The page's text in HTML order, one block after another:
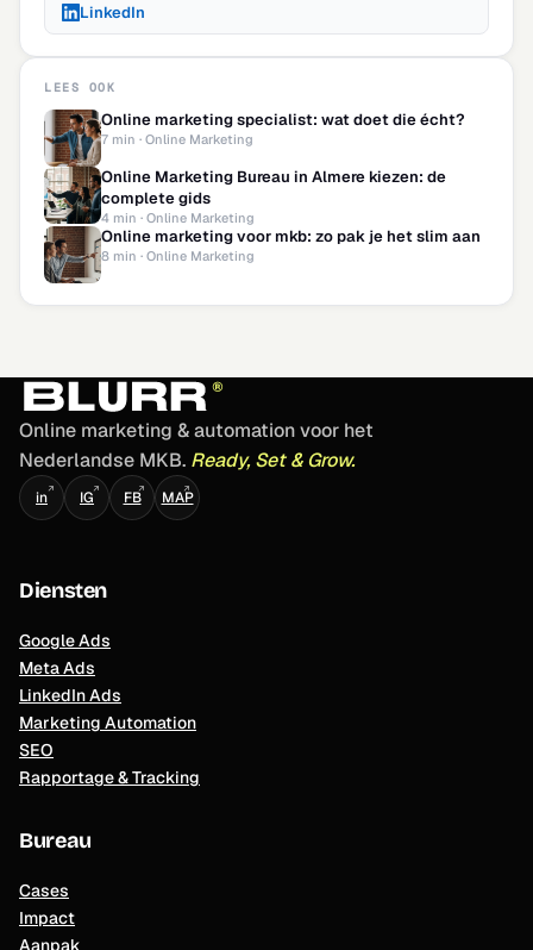
LinkedIn
LEES OOK
Online marketing specialist: wat doet die écht?
7 min · Online Marketing
Online Marketing Bureau in Almere kiezen: de
complete gids
4 min · Online Marketing
Online marketing voor mkb: zo pak je het slim aan
8 min · Online Marketing
Online marketing & automation voor het
Nederlandse MKB. Ready, Set & Grow.
in↗ IG↗ FB↗ MAP
↗
Diensten
Google Ads
Meta Ads
LinkedIn Ads
Marketing Automation
SEO
Rapportage & Tracking
Bureau
Cases
Impact
Aanpak